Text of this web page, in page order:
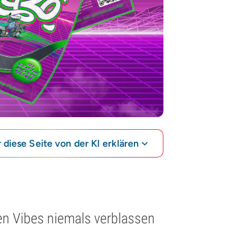
diese Seite von der KI erklären
Vibes niemals verblassen